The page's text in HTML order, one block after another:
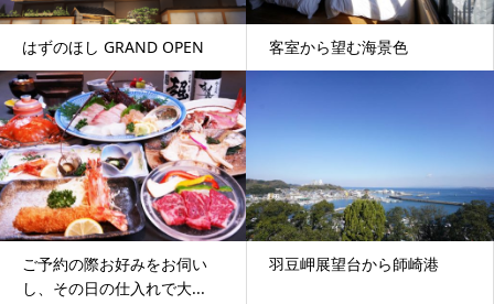
はずのほし GRAND OPEN 客室から望む海景色
ご予約の際お好みをお伺い
し、その日の仕入れで大...
羽豆岬展望台から師崎港